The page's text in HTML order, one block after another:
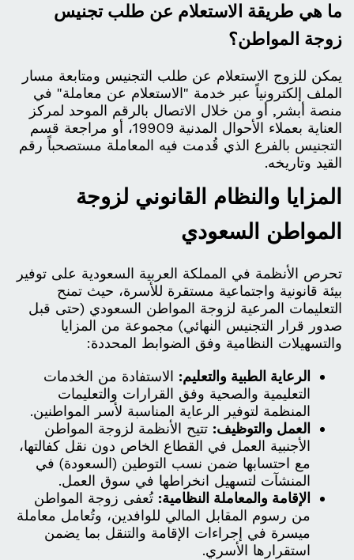
ما هي طريقة الاستعلام عن طلب تجنيس
زوجة المواطن؟
يمكن للزوج الاستعلام عن طلب التجنيس ومتابعة مسار
الملف إلكترونياً عبر خدمة "الاستعلام عن معاملة" في
منصة أبشر, أو من خلال الاتصال بالرقم الموحد لمركز
العناية بعملاء الأحوال المدنية 19909، أو مراجعة قسم
التجنيس بالفرع الذي قُدمت فيه المعاملة مستصحباً رقم
القيد وتاريخه.
المزايا والنظام القانوني لزوجة
المواطن السعودي
تحرص الأنظمة في المملكة العربية السعودية على توفير
بيئة قانونية واجتماعية مستقرة للأسرة، حيث تمنح
التعليمات المرعية لزوجة المواطن السعودي (حتى قبل
صدور قرار التجنيس النهائي) مجموعة من المزايا
والتسهيلات النظامية وفق الضوابط المحددة:
الرعاية الطبية والتعليم: الاستفادة من الخدمات
التعليمية والصحية وفق القرارات والتعليمات
المنظمة لتوفير الرعاية المناسبة لأسر المواطنين.
العمل والتوظيف: تتيح الأنظمة لزوجة المواطن
الأجنبية العمل في القطاع الخاص دون نقل كفالتها،
مع احتسابها ضمن نسب التوطين (السعودة) في
المنشآت لتسهيل انخراطها في سوق العمل.
الإقامة والمعاملة النظامية: تُعفى زوجة المواطن
من رسوم المقابل المالي للوافدين، وتُعامل معاملة
ميسرة في إجراءات الإقامة والتنقل بما يضمن
استقرارها الأسري.